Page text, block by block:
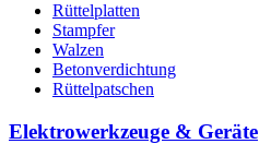
Rüttelplatten
Stampfer
Walzen
Betonverdichtung
Rüttelpatschen
Elektrowerkzeuge & Geräte